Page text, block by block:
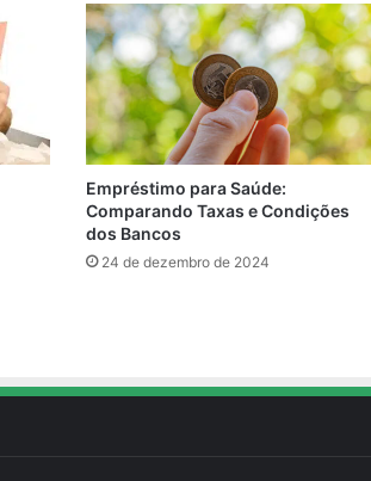
Empréstimo para Saúde:
Comparando Taxas e Condições
dos Bancos
24 de dezembro de 2024